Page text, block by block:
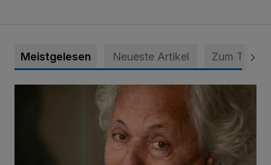
Meistgelesen Neueste Artikel Zum Thema
Konrad Beikircher verstorben